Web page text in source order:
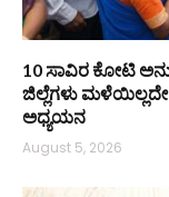
10 ಸಾವಿರ ಕೋಟಿ
ಜಿಲ್ಲೆಗಳು
ಅಧ್ಯಯನ
August 5, 2026